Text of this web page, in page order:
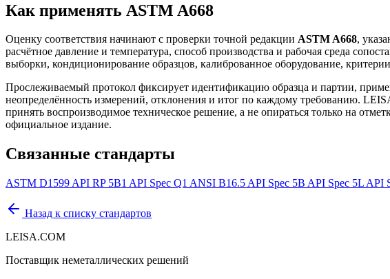
Как применять ASTM A668
Оценку соответствия начинают с проверки точной редакции ASTM A668,
расчётное давление и температура, способ производства и рабочая среда
выборки, кондиционирование образцов, калиброванное оборудование,
Прослеживаемый протокол фиксирует идентификацию образца и партии,
неопределённость измерений, отклонения и итог по каждому требованию.
принять воспроизводимое техническое решение, а не опираться только на
официальное издание.
Связанные стандарты
ASTM D1599 API RP 5B1 API Spec Q1 ANSI B16.5 API Spec 5B API Spec 5L API
Назад к списку стандартов
LEISA.COM
Поставщик неметаллических решений